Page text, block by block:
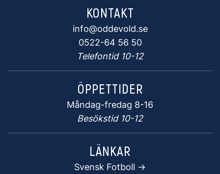
KONTAKT
info@oddevold.se
0522-64 56 50
Telefontid 10-12
ÖPPETTIDER
Måndag-fredag 8-16
Besökstid 10-12
LÄNKAR
Svensk Fotboll ->